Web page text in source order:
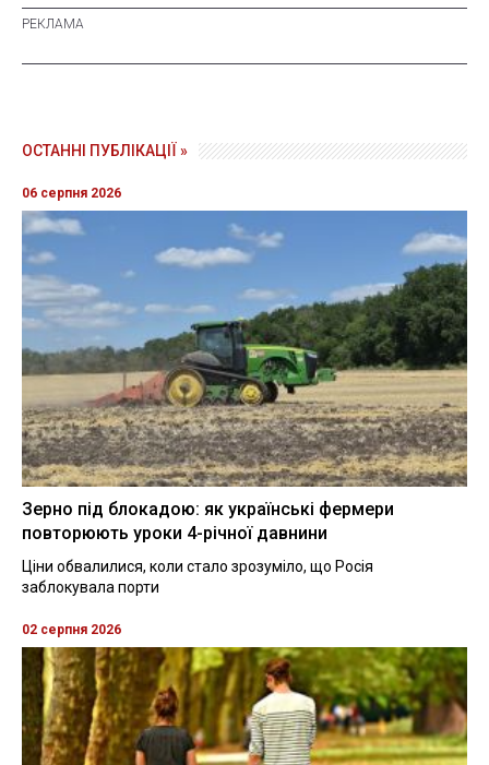
ОСТАННІ ПУБЛІКАЦІЇ »
06 серпня 2026
Зерно під блокадою: як українські фермери
повторюють уроки 4-річної давнини
Ціни обвалилися, коли стало зрозуміло, що Росія
заблокувала порти
02 серпня 2026